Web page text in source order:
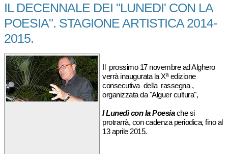
IL DECENNALE DEI "LUNEDI' CON LA
POESIA". STAGIONE ARTISTICA 2014-
2015.
Il prossimo 17 novembre ad Alghero
verrà inaugurata la Xª edizione
consecutiva della rassegna ,
organizzata da "Alguer cultura",
I Lunedì con la Poesiache si
protrarrà, con cadenza periodica, fino al
13 aprile 2015.